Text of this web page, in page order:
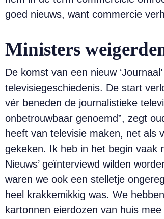
goed nieuws, want commercie
Ministers
De komst van een nieuw
televisiegeschiedenis. De start
vér beneden de journalistieke
onbetrouwbaar genoemd”, zegt
heeft van televisie maken, net als
gekeken. Ik heb in het begin vaak
Nieuws’ geïnterviewd wilden
waren we ook een stelletje
heel krakkemikkig was. We
kartonnen eierdozen van huis